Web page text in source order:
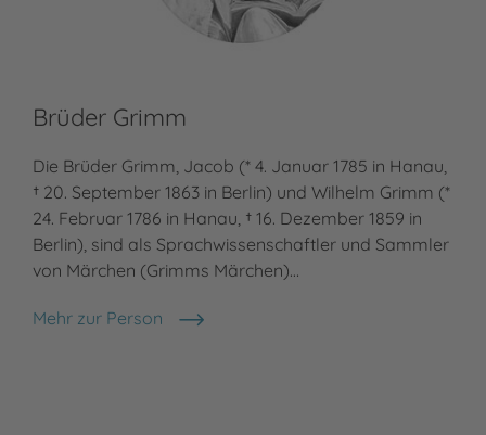
Brüder Grimm
Die Brüder Grimm, Jacob (* 4. Januar 1785 in Hanau,
† 20. September 1863 in Berlin) und Wilhelm Grimm (*
24. Februar 1786 in Hanau, † 16. Dezember 1859 in
Berlin), sind als Sprachwissenschaftler und Sammler
von Märchen (Grimms Märchen)…
Mehr zur Person
Brüder Grimm